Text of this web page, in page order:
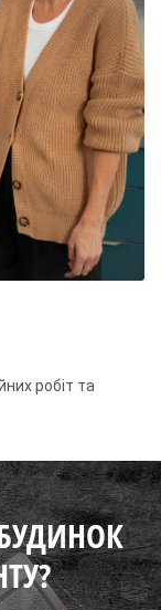
робіт та